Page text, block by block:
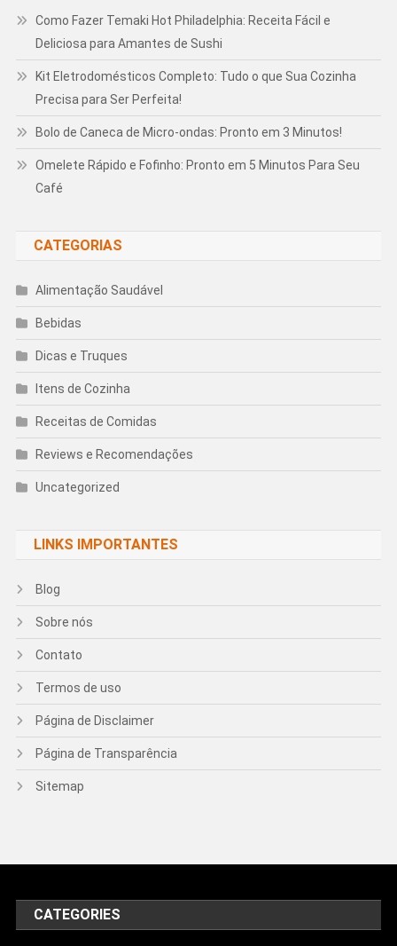
Como Fazer Temaki Hot Philadelphia: Receita Fácil e
Deliciosa para Amantes de Sushi
Kit Eletrodomésticos Completo: Tudo o que Sua Cozinha
Precisa para Ser Perfeita!
Bolo de Caneca de Micro-ondas: Pronto em 3 Minutos!
Omelete Rápido e Fofinho: Pronto em 5 Minutos Para Seu
Café
CATEGORIAS
Alimentação Saudável
Bebidas
Dicas e Truques
Itens de Cozinha
Receitas de Comidas
Reviews e Recomendações
Uncategorized
LINKS IMPORTANTES
Blog
Sobre nós
Contato
Termos de uso
Página de Disclaimer
Página de Transparência
Sitemap
CATEGORIES